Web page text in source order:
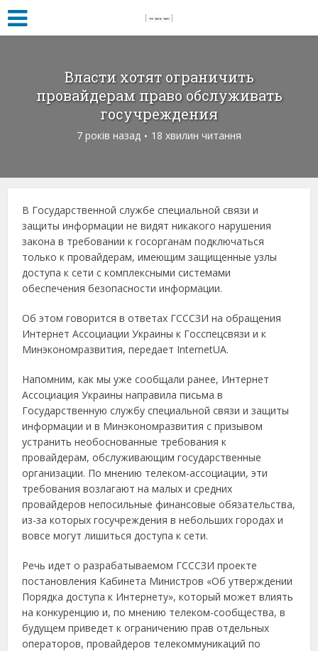
Власти хотят ограничить
провайдерам право обслуживать
госучреждения
7 років назад 18 хвилин читання
В Государственной службе специальной связи и
защиты информации не видят никакого нарушения
закона в требовании к госорганам подключаться
только к провайдерам, имеющим защищенные узлы
доступа к сети с комплексными системами
обеспечения безопасности информации.
Об этом говорится в ответах ГСССЗИ на обращения
Интернет Ассоциации Украины к Госспецсвязи и к
Минэкономразвития, передает InternetUA.
Напомним, как мы уже сообщали ранее, Интернет
Ассоциация Украины направила письма в
Государственную службу специальной связи и защиты
информации и в Минэкономразвития с призывом
устранить необоснованные требования к
провайдерам, обслуживающим государственные
организации. По мнению телеком-ассоциации, эти
требования возлагают на малых и средних
провайдеров непосильные финансовые обязательства,
из-за которых госучреждения в небольших городах и
вовсе могут лишиться доступа к сети.
Речь идет о разрабатываемом ГСССЗИ проекте
постановления Кабинета Министров «Об утверждении
Порядка доступа к Интернету», который может влиять
на конкуренцию и, по мнению телеком-сообщества, в
будущем приведет к ограничению прав отдельных
операторов, провайдеров телекоммуникаций по